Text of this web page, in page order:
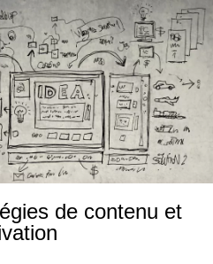
de contenu et